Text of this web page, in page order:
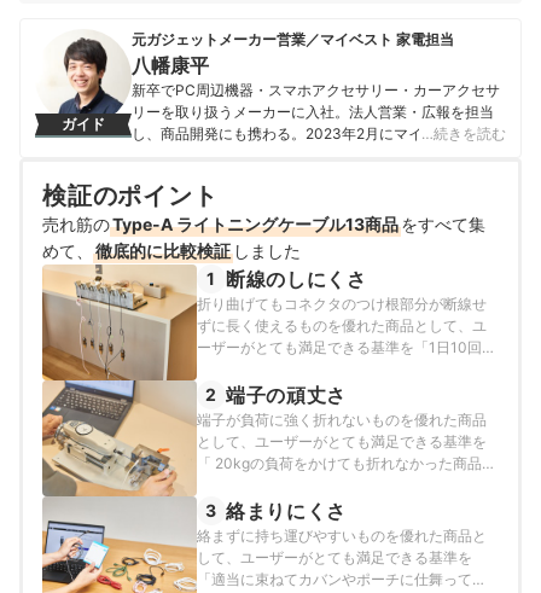
ガイド
元ガジェットメーカー営業／マイベスト 家電担当
八幡康平
新卒でPC周辺機器・スマホアクセサリー・カーアクセサ
リーを取り扱うメーカーに入社。法人営業・広報を担当
し、商品開発にも携わる。2023年2月にマイベストに入
家電を中心に幅広いジャンルのコンテンツ制作に携わ
る。「専門性をもとにした調査・検証を通じ、一人ひと
りに合った選択肢を分かりやすく提案すること」を心が
けて、コンテンツ制作を行っている。
八幡康平のプロフィール
…続きを読む
検証のポイント
売れ筋のType-A ライトニングケーブル13商品をすべて集
めて、
徹底的に比較検証 しました
1
断線のしにくさ
折り曲げてもコネクタのつけ根部分が断線せ
ずに長く使えるものを優れた商品として、ユ
ーザーがとても満足できる基準を「1日10回折
し、以下の方法で各商品の検証を行いまし
た。
2 端子の頑丈さ
端子が負荷に強く折れないものを優れた商品
として、ユーザーがとても満足できる基準を
「 20kgの負荷をかけても折れなかった商品」
た。
3 絡まりにくさ
絡まずに持ち運びやすいものを優れた商品と
して、ユーザーがとても満足できる基準を
「適当に束ねてカバンやポーチに仕舞っても